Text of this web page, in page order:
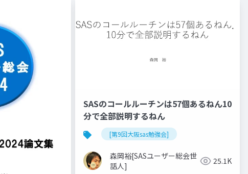
SASのコールルーチンは57個あるねん10
分で全部説明するねん
[第9回大阪sas勉強会]
森岡裕[SASユーザー総会世
話人]
25.1K